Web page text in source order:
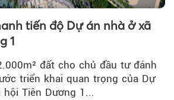
tiến độ Dự án nhà ở xã
1
đất cho chủ đầu tư đánh
triển khai quan trọng của Dự
Tiên Dương 1...